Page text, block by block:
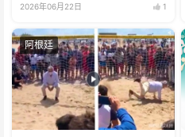
2026年06月22日 1
阿根廷